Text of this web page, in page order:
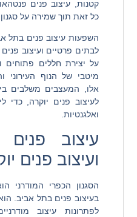
קטנות, עיצוב פנים
כל זאת תוך שמירה על סגנון
השפעות עיצוב פנים בתל
לבתים פרטיים ועיצוב
על יצירת חללים פתוחים
מיטבי של הנוף העירוני
אלו, המעצבים משלבים
לעיצוב פנים יוקרה, כדי
ואלגנטיות.
עיצוב פנים
ועיצוב פנים
הסגנון הכפרי המודרני
בעיצוב פנים בתל אביב.
לפתרונות עיצוב